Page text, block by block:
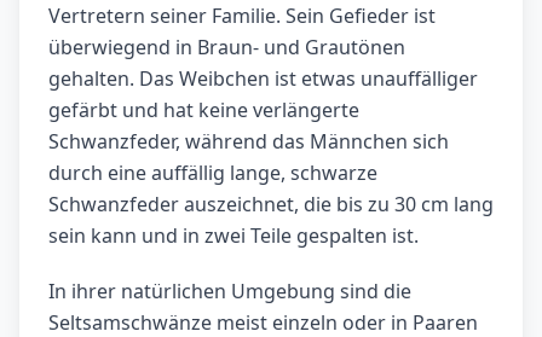
Vertretern seiner Familie. Sein Gefieder ist
überwiegend in Braun- und Grautönen
gehalten. Das Weibchen ist etwas unauffälliger
gefärbt und hat keine verlängerte
Schwanzfeder, während das Männchen sich
durch eine auffällig lange, schwarze
Schwanzfeder auszeichnet, die bis zu 30 cm lang
sein kann und in zwei Teile gespalten ist.
In ihrer natürlichen Umgebung sind die
Seltsamschwänze meist einzeln oder in Paaren